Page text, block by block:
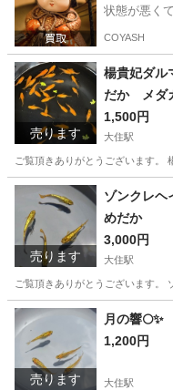
状態が悪く
COYASH
売ります
楊貴妃ダ
だか メダ
1,500円
大住駅
ご覧頂きありがとうございます。
京都 京田辺市 大住駅
売ります
ゾンクレ
めだか
3,000円
大住駅
ご覧頂きありがとうございます。
京都 京田辺市 大住駅
売ります
月の響
1,200円
大住駅